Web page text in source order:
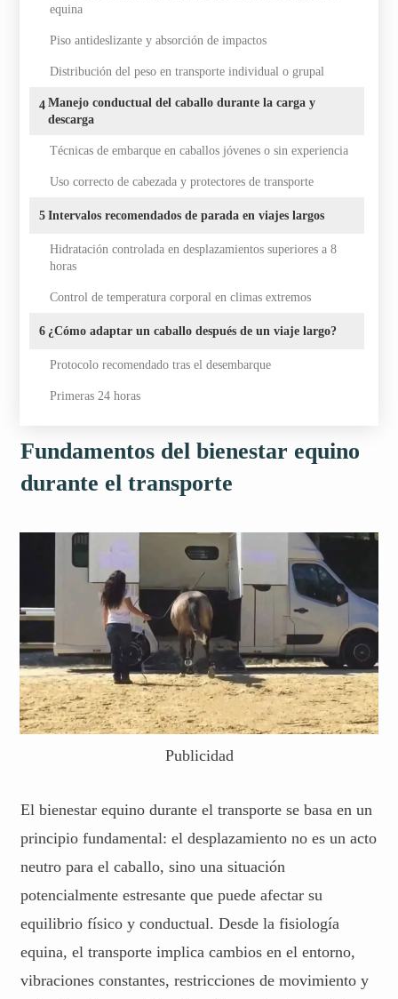
equina
Piso antideslizante y absorción de impactos
Distribución del peso en transporte individual o grupal
4 Manejo conductual del caballo durante la carga y
descarga
Técnicas de embarque en caballos jóvenes o sin experiencia
Uso correcto de cabezada y protectores de transporte
5 Intervalos recomendados de parada en viajes largos
Hidratación controlada en desplazamientos superiores a 8
horas
Control de temperatura corporal en climas extremos
6 ¿Cómo adaptar un caballo después de un viaje largo?
Protocolo recomendado tras el desembarque
Primeras 24 horas
Fundamentos del bienestar equino
durante el transporte
Publicidad
El bienestar equino durante el transporte se basa en un
principio fundamental: el desplazamiento no es un acto
neutro para el caballo, sino una situación
potencialmente estresante que puede afectar su
equilibrio físico y conductual. Desde la fisiología
equina, el transporte implica cambios en el entorno,
vibraciones constantes, restricciones de movimiento y